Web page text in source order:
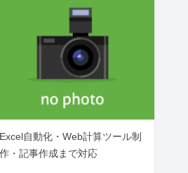
Excel自動化・Web計算ツール制
作・記事作成まで対応